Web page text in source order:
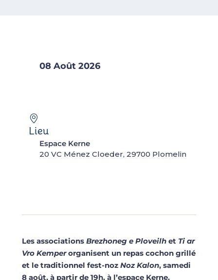
08 Août 2026
Lieu
Espace Kerne
20 VC Ménez Cloeder, 29700 Plomelin
Les associations Brezhoneg e Ploveilhet Ti ar
Vro Kemperorganisent un repas cochon grillé
et le traditionnel fest-noz Noz Kalon, samedi
8 août, à partir de 19h, à l’espace Kerne.